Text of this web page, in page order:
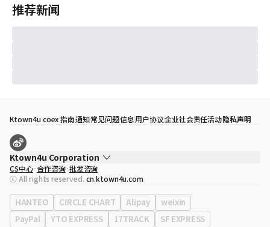
推荐新闻
Ktown4u coex 指南通知常见问题信息用户协议企业社会责任活动隐私声明
Ktown4u Corporation
代表
宋効珉
营业执照 120-87-71116
公司地址 首尔特别市 江南区 岭东大路 513号 3楼 （三成洞， coex)
CS中心 合作咨询 批发咨询
ⓒ All rights reserved. cn.ktown4u.com
HANTEO CIRCLE CHART Alipay
weixin
PayPal
YTO EXPRESS 17TRACK SF EXPRESS